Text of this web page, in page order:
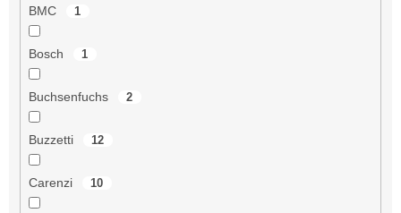
BMC 1
Bosch 1
Buchsenfuchs 2
Buzzetti 12
Carenzi 10